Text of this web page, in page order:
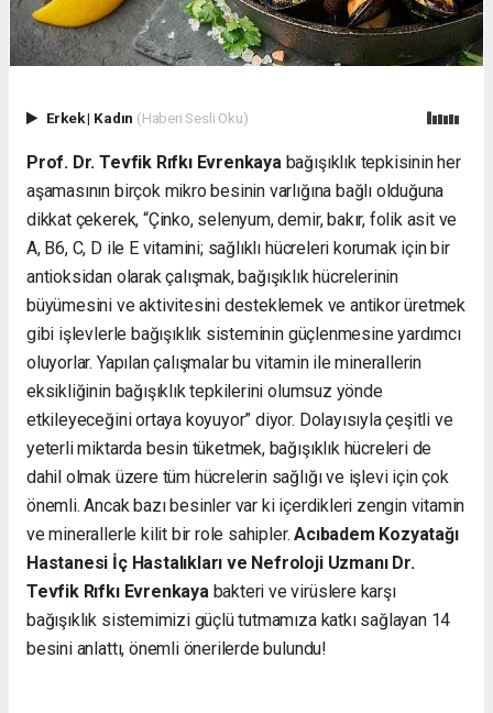
Erkek| Kadın (Haberi Sesli Oku)
Prof. Dr. Tevfik Rıfkı Evrenkaya bağışıklık tepkisinin her
aşamasının birçok mikro besinin varlığına bağlı olduğuna
dikkat çekerek, “Çinko, selenyum, demir, bakır, folik asit ve
A, B6, C, D ile E vitamini; sağlıklı hücreleri korumak için bir
antioksidan olarak çalışmak, bağışıklık hücrelerinin
büyümesini ve aktivitesini desteklemek ve antikor üretmek
gibi işlevlerle bağışıklık sisteminin güçlenmesine yardımcı
oluyorlar. Yapılan çalışmalar bu vitamin ile minerallerin
eksikliğinin bağışıklık tepkilerini olumsuz yönde
etkileyeceğini ortaya koyuyor” diyor. Dolayısıyla çeşitli ve
yeterli miktarda besin tüketmek, bağışıklık hücreleri de
dahil olmak üzere tüm hücrelerin sağlığı ve işlevi için çok
önemli. Ancak bazı besinler var ki içerdikleri zengin vitamin
ve minerallerle kilit bir role sahipler.Acıbadem Kozyatağı
Hastanesi İç Hastalıkları ve Nefroloji Uzmanı Dr.
Tevfik Rıfkı Evrenkaya bakteri ve virüslere karşı
bağışıklık sistemimizi güçlü tutmamıza katkı sağlayan 14
besini anlattı, önemli önerilerde bulundu!